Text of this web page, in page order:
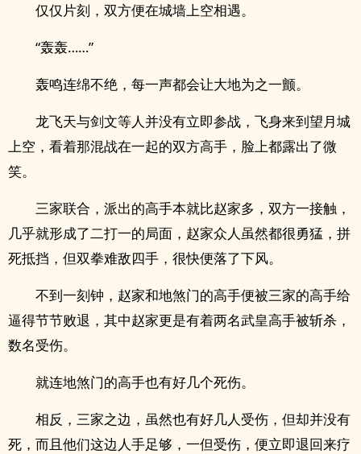
仅仅片刻，双方便在城墙上空相遇。
“轰轰……”
轰鸣连绵不绝，每一声都会让大地为之一颤。
龙飞天与剑文等人并没有立即参战，飞身来到望月城
上空，看着那混战在一起的双方高手，脸上都露出了微
笑。
三家联合，派出的高手本就比赵家多，双方一接触，
几乎就形成了二打一的局面，赵家众人虽然都很勇猛，拼
死抵挡，但双拳难敌四手，很快便落了下风。
不到一刻钟，赵家和地煞门的高手便被三家的高手给
逼得节节败退，其中赵家更是有着两名武皇高手被斩杀，
数名受伤。
就连地煞门的高手也有好几个死伤。
相反，三家之边，虽然也有好几人受伤，但却并没有
死，而且他们这边人手足够，一但受伤，便立即退回来疗